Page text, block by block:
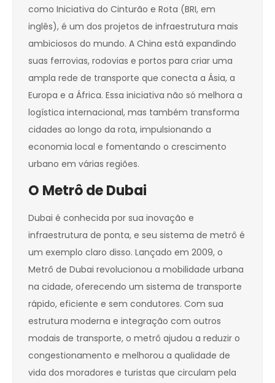
como Iniciativa do Cinturão e Rota (BRI, em
inglês), é um dos projetos de infraestrutura mais
ambiciosos do mundo. A China está expandindo
suas ferrovias, rodovias e portos para criar uma
ampla rede de transporte que conecta a Ásia, a
Europa e a África. Essa iniciativa não só melhora a
logística internacional, mas também transforma
cidades ao longo da rota, impulsionando a
economia local e fomentando o crescimento
urbano em várias regiões.
O Metrô de Dubai
Dubai é conhecida por sua inovação e
infraestrutura de ponta, e seu sistema de metrô é
um exemplo claro disso. Lançado em 2009, o
Metrô de Dubai revolucionou a mobilidade urbana
na cidade, oferecendo um sistema de transporte
rápido, eficiente e sem condutores. Com sua
estrutura moderna e integração com outros
modais de transporte, o metrô ajudou a reduzir o
congestionamento e melhorou a qualidade de
vida dos moradores e turistas que circulam pela